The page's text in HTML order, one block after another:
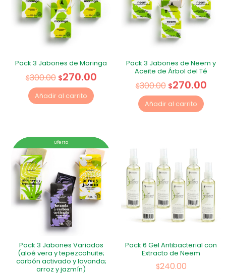
Pack 3 Jabones de Moringa
$300.00 $270.00
Añadir al carrito
Pack 3 Jabones de Neem y
Aceite de Árbol del Té
$300.00 $270.00
Añadir al carrito
Oferta
Pack 3 Jabones Variados
(aloé vera y tepezcohuite;
carbón activado y lavanda;
arroz y jazmín)
Pack 6 Gel Antibacterial con
Extracto de Neem
$240.00